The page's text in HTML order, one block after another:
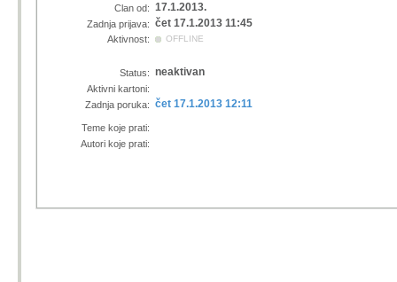
Clan od: 17.1.2013.
Zadnja prijava: čet 17.1.2013 11:45
Aktivnost: OFFLINE
Status: neaktivan
Aktivni kartoni:
Zadnja poruka: čet 17.1.2013 12:11
Teme koje prati:
Autori koje prati: